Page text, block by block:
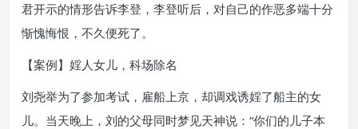
君开示的情形告诉李登，李登听后，对自己的作恶多端十分
惭愧悔恨，不久便死了。
【案例】婬人女儿，科场除名
刘尧举为了参加考试，雇船上京，却调戏诱婬了船主的女
儿。当天晚上，刘的父母同时梦见天神说：“你们的儿子本